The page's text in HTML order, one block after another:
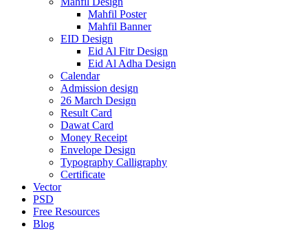
Mahfil Poster
Mahfil Banner
EID Design
Eid Al Fitr Design
Eid Al Adha Design
Calendar
Admission design
26 March Design
Result Card
Dawat Card
Money Receipt
Envelope Design
Typography Calligraphy
Certificate
Vector
PSD
Free Resources
Blog